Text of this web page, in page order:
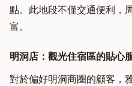
點。此地段不僅交通便利，
富。
明洞店：觀光住宿區的貼心
對於偏好明洞商圈的顧客，